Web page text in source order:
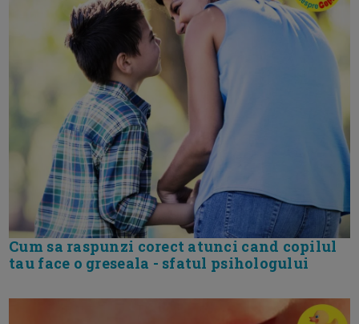
Cum sa raspunzi corect atunci cand copilul
tau face o greseala - sfatul psihologului